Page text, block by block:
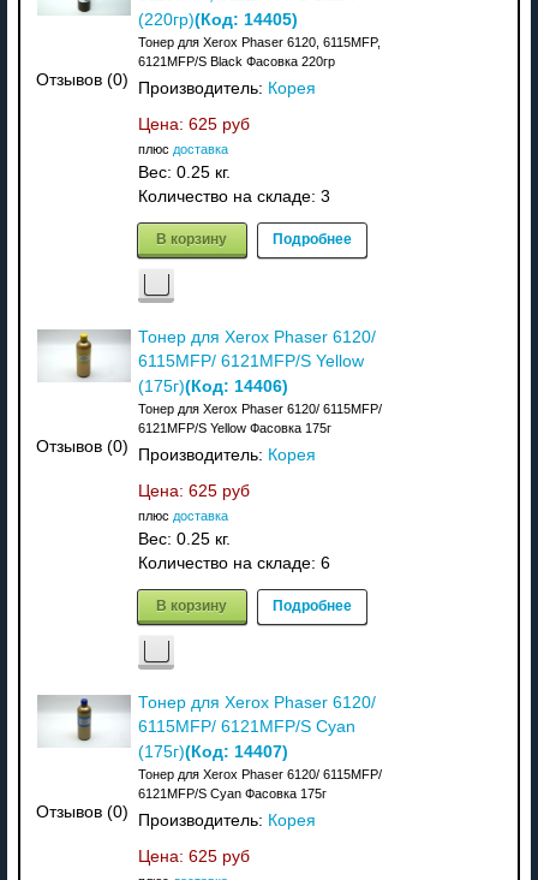
Отзывов (0)
(220гр)(Код: 14405)
Тонер для Xerox Phaser 6120, 6115MFP,
6121MFP/S Black Фасовка 220гр
Производитель: Корея
Цена: 625 руб
плюс доставка
Вес: 0.25 кг.
Количество на складе: 3
В корзину Подробнее
Отзывов (0)
Тонер для Xerox Phaser 6120/
6115MFP/ 6121MFP/S Yellow
(175г)(Код: 14406)
Тонер для Xerox Phaser 6120/ 6115MFP/
6121MFP/S Yellow Фасовка 175г
Производитель: Корея
Цена: 625 руб
плюс доставка
Вес: 0.25 кг.
Количество на складе: 6
В корзину Подробнее
Отзывов (0)
Тонер для Xerox Phaser 6120/
6115MFP/ 6121MFP/S Cyan
(175г)(Код: 14407)
Тонер для Xerox Phaser 6120/ 6115MFP/
6121MFP/S Cyan Фасовка 175г
Производитель: Корея
Цена: 625 руб